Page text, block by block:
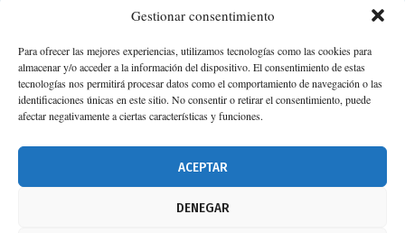
Gestionar consentimiento
Para ofrecer las mejores experiencias, utilizamos tecnologías como las cookies para
almacenar y/o acceder a la información del dispositivo. El consentimiento de estas
tecnologías nos permitirá procesar datos como el comportamiento de navegación o las
identificaciones únicas en este sitio. No consentir o retirar el consentimiento, puede
afectar negativamente a ciertas características y funciones.
ACEPTAR
DENEGAR